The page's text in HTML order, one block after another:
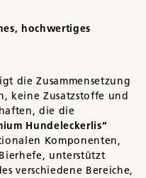
hochwertiges
die Zusammensetzung
keine Zusatzstoffe und
die die
Hundeleckerlis“
Komponenten,
unterstützt
verschiedene Bereiche,